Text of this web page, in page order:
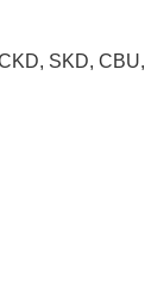
SKD, CBU,